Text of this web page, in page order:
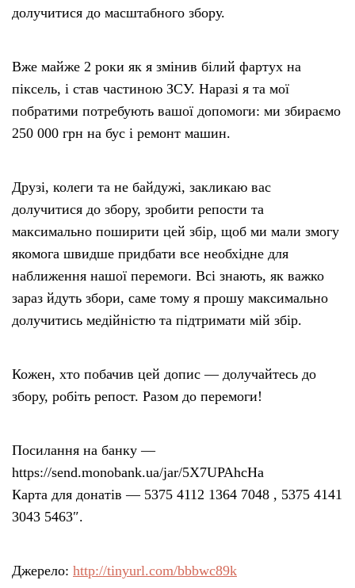
долучитися до масштабного збору.
Вже майже 2 роки як я змінив білий фартух на
піксель, і став частиною ЗСУ. Наразі я та мої
побратими потребують вашої допомоги: ми збираємо
250 000 грн на бус і ремонт машин.
Друзі, колеги та не байдужі, закликаю вас
долучитися до збору, зробити репости та
максимально поширити цей збір, щоб ми мали змогу
якомога швидше придбати все необхідне для
наближення нашої перемоги. Всі знають, як важко
зараз йдуть збори, саме тому я прошу максимально
долучитись медійністю та підтримати мій збір.
Кожен, хто побачив цей допис — долучайтесь до
збору, робіть репост. Разом до перемоги!
Посилання на банку —
https://send.monobank.ua/jar/5X7UPAhcHa
Карта для донатів — 5375 4112 1364 7048 , 5375 4141
3043 5463″.
Джерело: http://tinyurl.com/bbbwc89k